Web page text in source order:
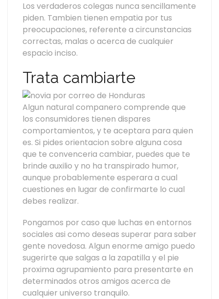
Los verdaderos colegas nunca sencillamente
piden. Tambien tienen empatia por tus
preocupaciones, referente a circunstancias
correctas, malas o acerca de cualquier
espacio inciso.
Trata cambiarte
Algun natural companero comprende que
los consumidores tienen dispares
comportamientos, y te aceptara para quien
es. Si pides orientacion sobre alguna cosa
que te convenceria cambiar, puedes que te
brinde auxilio y no ha transpirado humor,
aunque probablemente esperara a cual
cuestiones en lugar de confirmarte lo cual
debes realizar.
Pongamos por caso que luchas en entornos
sociales asi como deseas superar para saber
gente novedosa. Algun enorme amigo puedo
sugerirte que salgas a la zapatilla y el pie
proxima agrupamiento para presentarte en
determinados otros amigos acerca de
cualquier universo tranquilo.